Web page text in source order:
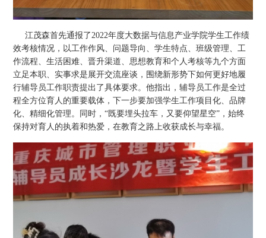
江茂森首先通报了2022年度大数据与信息产业学院学生工作绩
效考核情况，以工作作风、问题导向、学生特点、班级管理、工
作流程、生活困难、晋升渠道、思想教育和个人考核等九个方面
立足本职、实事求是展开交流座谈，围绕新形势下如何更好地履
行辅导员工作职责提出了具体要求。他指出，辅导员工作是全过
程全方位育人的重要载体，下一步要加强学生工作项目化、品牌
化、精细化管理。同时，“既要埋头拉车，又要仰望星空”，始终
保持对育人的执着和热爱，在教育之路上收获成长与幸福。